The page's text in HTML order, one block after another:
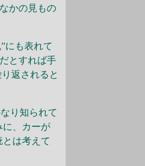
かの見もの
にも表れて
とすれば手
り返されると
り知られて
に、カーが
は考えて